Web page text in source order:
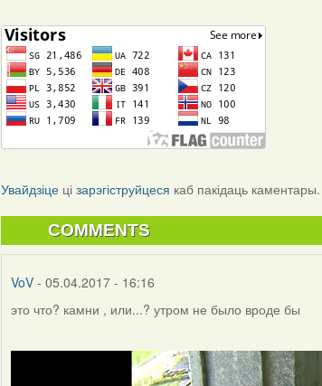
Увайдзіце цізарэгіструйцеся каб пакідаць каментары.
COMMENTS
VoV - 05.04.2017 - 16:16
это что? камни , или...? утром не было вроде бы